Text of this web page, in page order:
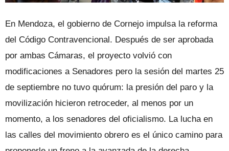
En Mendoza, el gobierno de Cornejo impulsa la reforma
del Código Contravencional. Después de ser aprobada
por ambas Cámaras, el proyecto volvió con
modificaciones a Senadores pero la sesión del martes 25
de septiembre no tuvo quórum: la presión del paro y la
movilización hicieron retroceder, al menos por un
momento, a los senadores del oficialismo. La lucha en
las calles del movimiento obrero es el único camino para